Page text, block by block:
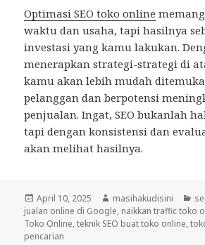
Optimasi SEO toko online
waktu dan usaha, tapi hasilnya
investasi yang kamu lakukan.
menerapkan strategi-strategi di
kamu akan lebih mudah
pelanggan dan berpotensi
penjualan. Ingat, SEO bukanlah
tapi dengan konsistensi dan
akan melihat hasilnya.
Posted
on
April 10, 2025 Author
masihakudisini
jualan online di Google, naikkan traffic toko
Toko Online,teknik SEO buat toko online,
pencarian